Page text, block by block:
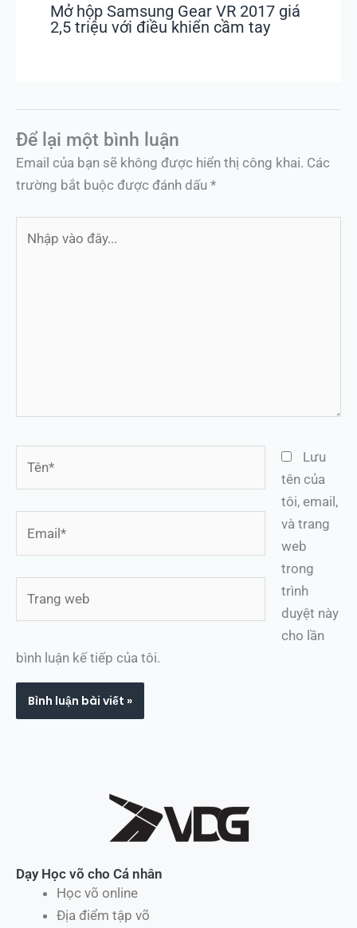
Mở hộp Samsung Gear VR 2017 giá
2,5 triệu với điều khiển cầm tay
Để lại một bình luận
Email của bạn sẽ không được hiển thị công khai. Các
trường bắt buộc được đánh dấu *
Lưu
tên của
tôi, email,
và trang
web
trong
trình
duyệt này
cho lần
bình luận kế tiếp của tôi.
Dạy Học võ cho Cá nhân
Học võ online
Địa điểm tập võ